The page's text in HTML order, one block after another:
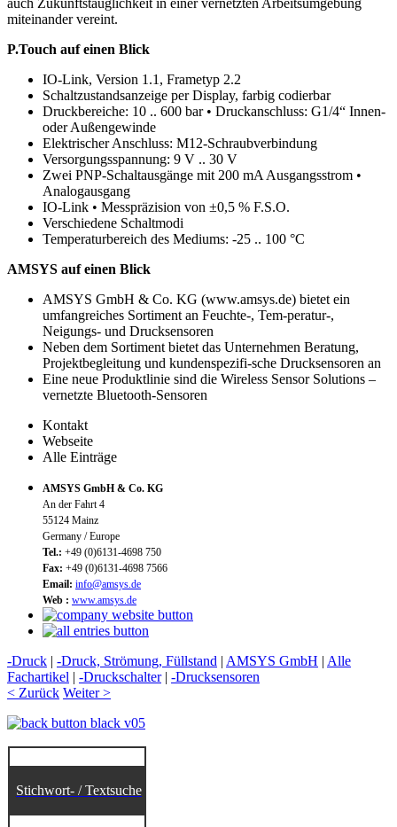
miteinander vereint.
P.Touch auf einen Blick
IO-Link, Version 1.1, Frametyp 2.2
Schaltzustandsanzeige per Display, farbig codierbar
Druckbereiche: 10 .. 600 bar • Druckanschluss: G1/4“ Innen-
oder Außengewinde
Elektrischer Anschluss: M12-Schraubverbindung
Versorgungsspannung: 9 V .. 30 V
Zwei PNP-Schaltausgänge mit 200 mA Ausgangsstrom •
Analogausgang
IO-Link • Messpräzision von ±0,5 % F.S.O.
Verschiedene Schaltmodi
Temperaturbereich des Mediums: -25 .. 100 °C
AMSYS auf einen Blick
AMSYS GmbH & Co. KG (www.amsys.de) bietet ein
umfangreiches Sortiment an Feuchte-, Tem-peratur-,
Neigungs- und Drucksensoren
Neben dem Sortiment bietet das Unternehmen Beratung,
Projektbegleitung und kundenspezifi-sche Drucksensoren an
Eine neue Produktlinie sind die Wireless Sensor Solutions –
vernetzte Bluetooth-Sensoren
Kontakt
Webseite
Alle Einträge
AMSYS GmbH & Co. KG
An der Fahrt 4
55124 Mainz
Germany / Europe
Tel.: +49 (0)6131-4698 750
Fax: +49 (0)6131-4698 7566
Email: info@amsys.de
Web : www.amsys.de
-Druck | -Druck, Strömung, Füllstand | AMSYS GmbH | Alle
Fachartikel | -Druckschalter| -Drucksensoren
< Zurück Weiter >
Stichwort- / Textsuche